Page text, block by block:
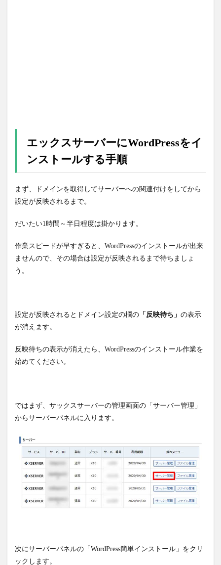
エックスサーバーにWordPressをイ
ンストールする手順
まず、ドメインを取得してサーバーへの関連付けをしてから
設定が反映されるまで。
だいたい1時間～半日程度は掛かります。
作業スピードが早すぎると、WordPressのインストールが出来
ませんので、その場合は設定が反映されるまで待ちましょ
う。
設定が反映されるとドメイン設定の欄の 「反映待ち」 の表示
が消えます。
反映待ちの表示が消えたら、WordPressのインストール作業を
始めてください。
ではまず、サックスサーバーの管理画面の「サーバー管理」
からサーバーパネルに入ります。
次にサーバーパネルの「WordPress簡単インストール」をクリ
ックします。